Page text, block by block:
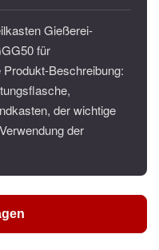
Gießerei-
für
Beschreibung:
der wichtige
der